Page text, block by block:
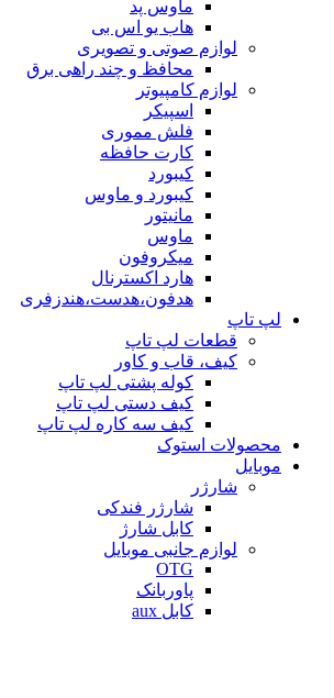
ماوس پد
هاب یو اس بی
لوازم صوتی و تصویری
محافظ و چند راهی برق
لوازم کامپیوتر
اسپیکر
فلش مموری
کارت حافظه
کیبورد
کیبورد و ماوس
مانیتور
ماوس
میکروفون
هارد اكسترنال
هدفون،هدست،هندزفری
لپ تاپ
قطعات لپ تاپ
کیف، قاب و کاور
کوله پشتی لپ تاپ
کیف دستی لپ تاپ
کیف سه کاره لپ تاپ
محصولات استوک
موبایل
شارژر
شارژر فندکی
کابل شارژ
لوازم جانبی موبایل
OTG
پاوربانک
کابل aux